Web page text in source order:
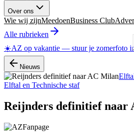
Over ons
Wie wij zijnMeedoenBusiness Club
Alle rubrieken
☀️AZ op vakantie — stuur je zomerfoto
Nieuws
Elftal en Technische staf
Reijnders definitief naar